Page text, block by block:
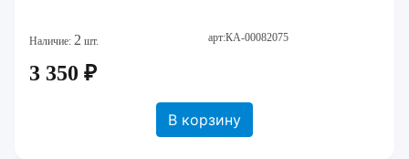
Наличие: 2 шт. арт:КА-00082075
3 350 ₽
В корзину